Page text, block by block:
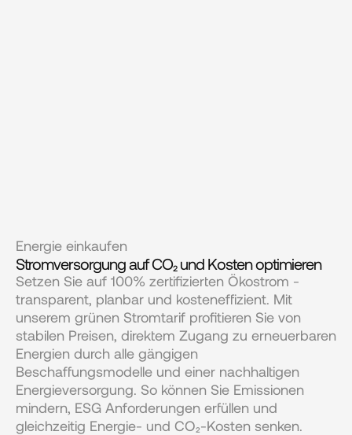
Energie einkaufen
Stromversorgung auf CO₂ und Kosten optimieren
Setzen Sie auf 100% zertifizierten Ökostrom -
transparent, planbar und kosteneffizient. Mit
unserem grünen Stromtarif profitieren Sie von
stabilen Preisen, direktem Zugang zu erneuerbaren
Energien durch alle gängigen
Beschaffungsmodelle und einer nachhaltigen
Energieversorgung. So können Sie Emissionen
mindern, ESG Anforderungen erfüllen und
gleichzeitig Energie- und CO₂-Kosten senken.